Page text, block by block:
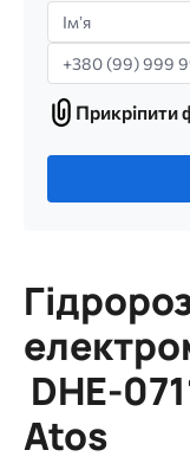
Імʼя
Телефон
Прикріпити
фото
Прикріпити
Лише
МБ.
Дозволені
типи:
gif
jpg
jpeg
DHE-
Atos